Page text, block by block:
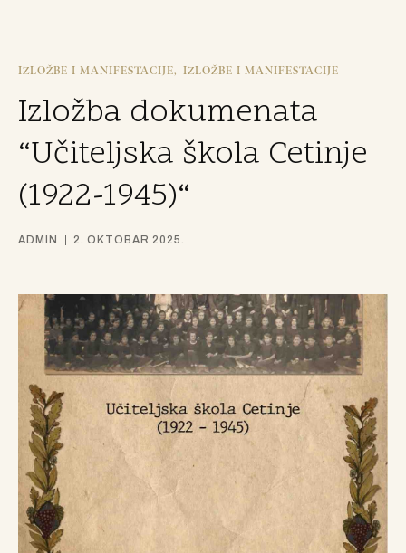
IZLOŽBE I MANIFESTACIJE IZLOŽBE I MANIFESTACIJE
Izložba dokumenata
“Učiteljska škola Cetinje
(1922-1945)“
ADMIN 2. OKTOBAR 2025.